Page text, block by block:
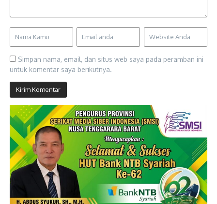
Simpan nama, email, dan situs web saya pada peramban ini
untuk komentar saya berikutnya.